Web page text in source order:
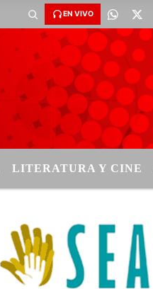
EN VIVO
LITERATURA Y CINE